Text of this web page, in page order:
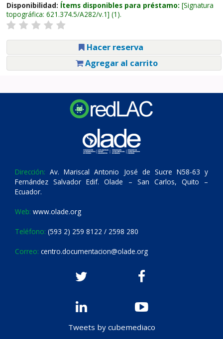
Disponibilidad: Ítems disponibles para préstamo: Signatura
topográfica: 621.374.5/A282/v.1 (1).
Hacer reserva
Agregar al carrito
Dirección: Av. Mariscal Antonio José de Sucre N58-63 y
Fernández Salvador Edif. Olade – San Carlos, Quito –
Ecuador.
Web: www.olade.org
Teléfono: (593 2) 259 8122 / 2598 280
Correo: centro.documentacion@olade.org
Tweets by cubemediaco